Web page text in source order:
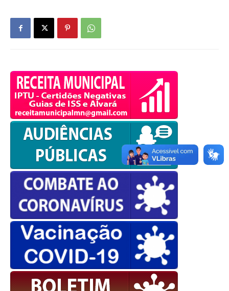
OK
European Commission |
Cookies Policy
powered by WPCookiePro